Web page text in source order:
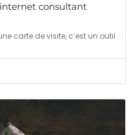
consultant
carte de visite, c’est un outil